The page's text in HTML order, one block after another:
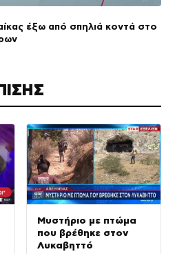
έξω από σπηλιά κοντά στο
Μυστήριο με πτώμα
που βρέθηκε στον
Λυκαβηττό